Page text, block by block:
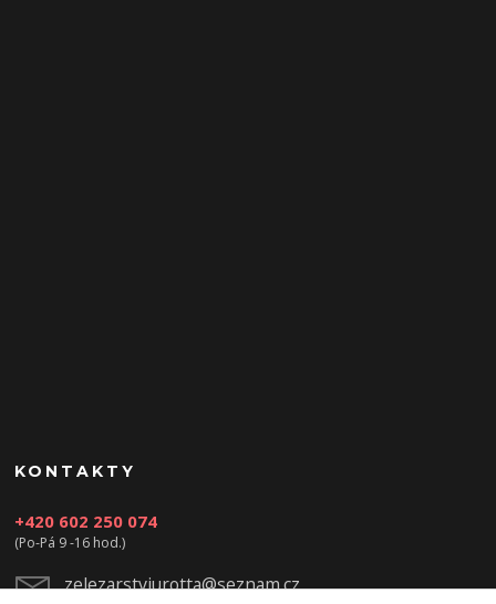
KONTAKTY
+420 602 250 074
(Po-Pá 9 -16 hod.)
zelezarstviurotta@seznam.cz